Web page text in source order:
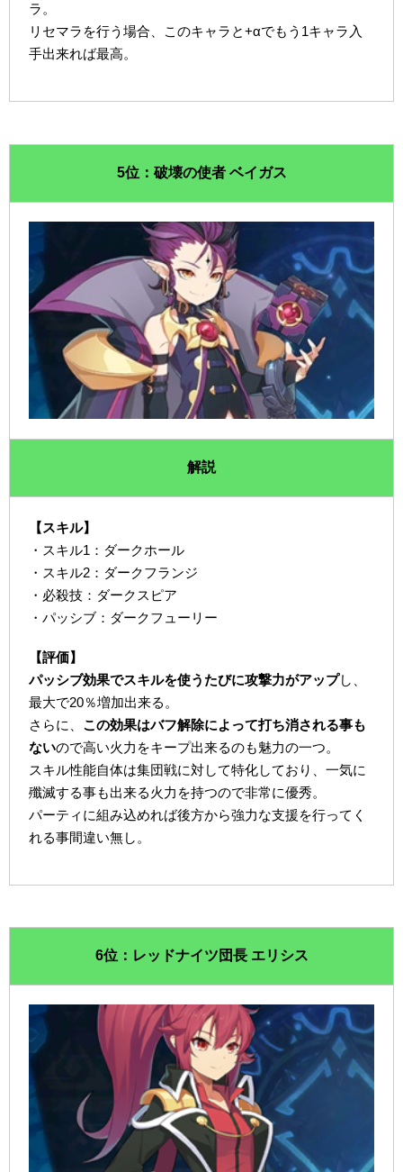
ラ。
リセマラを行う場合、このキャラと+αでもう1キャラ入
手出来れば最高。
5位：破壊の使者 ベイガス
解説
【スキル】
・スキル1：ダークホール
・スキル2：ダークフランジ
・必殺技：ダークスピア
・パッシブ：ダークフューリー
【評価】
パッシブ効果でスキルを使うたびに攻撃力がアップし、
最大で20％増加出来る。
さらに、 この効果はバフ解除によって打ち消される事も
ないので高い火力をキープ出来るのも魅力の一つ。
スキル性能自体は集団戦に対して特化しており、一気に
殲滅する事も出来る火力を持つので非常に優秀。
パーティに組み込めれば後方から強力な支援を行ってく
れる事間違い無し。
6位：レッドナイツ団長 エリシス